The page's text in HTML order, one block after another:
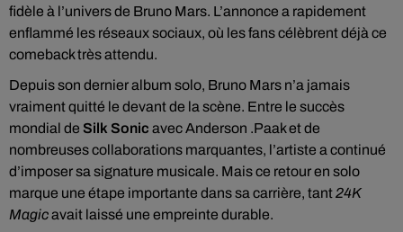
fidèle à l’univers de Bruno Mars. L’annonce a rapidement
enflammé les réseaux sociaux, où les fans célèbrent déjà ce
comeback très attendu.
Depuis son dernier album solo, Bruno Mars n’a jamais
vraiment quitté le devant de la scène. Entre le succès
mondial de Silk Sonic avec Anderson .Paak et de
nombreuses collaborations marquantes, l’artiste a continué
d’imposer sa signature musicale. Mais ce retour en solo
marque une étape importante dans sa carrière, tant24K
Magicavait laissé une empreinte durable.